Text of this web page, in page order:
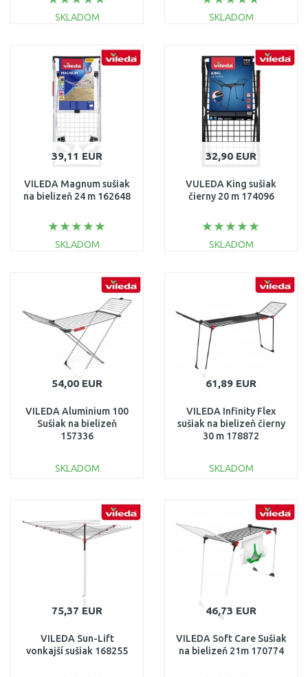
SKLADOM
Porovnať
SKLADOM
Porovnať
39,11 EUR
VILEDA Magnum sušiak
na bielizeň 24 m 162648
SKLADOM
32,90 EUR
VULEDA King sušiak
čierny 20 m 174096
SKLADOM
54,00 EUR
VILEDA Aluminium 100
Sušiak na bielizeň
157336
SKLADOM
Porovnať
61,89 EUR
VILEDA Infinity Flex
sušiak na bielizeň čierny
30 m 178872
SKLADOM
Porovnať
75,37 EUR
VILEDA Sun-Lift
vonkajší sušiak 168255
46,73 EUR
VILEDA Soft Care Sušiak
na bielizeň 21m 170774